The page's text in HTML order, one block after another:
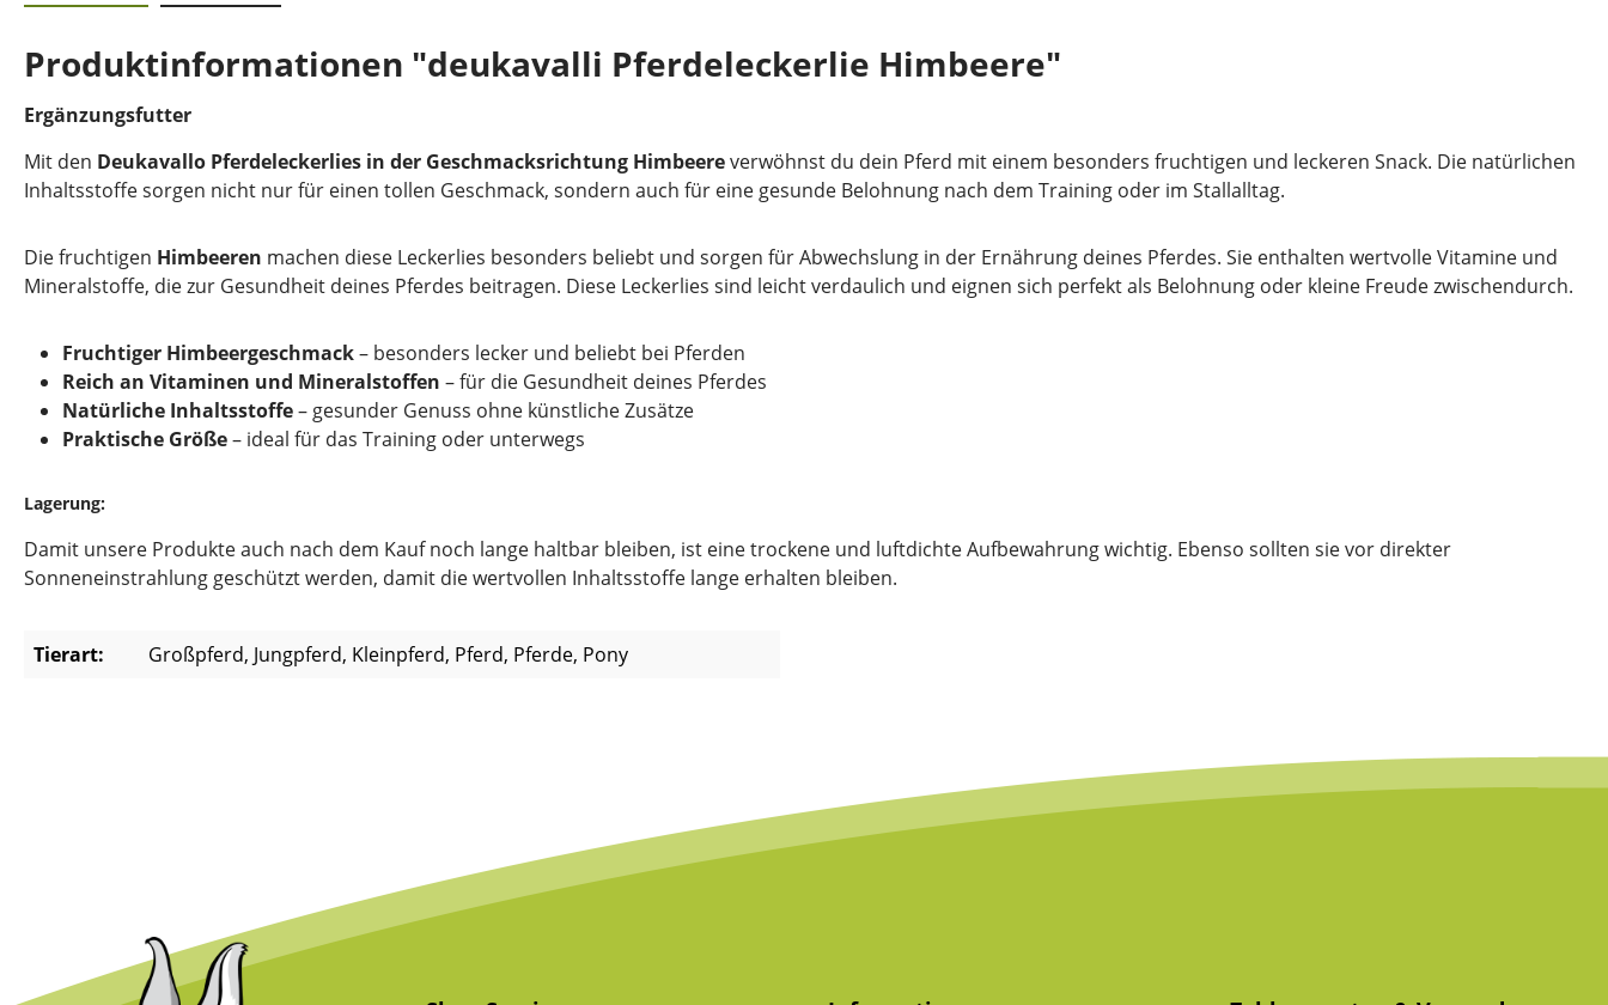
Produktinformationen "deukavalli Pferdeleckerlie Himbeere"
Ergänzungsfutter
Mit den Deukavallo Pferdeleckerlies in der Geschmacksrichtung Himbeereverwöhnst du dein Pferd mit einem besonders fruchtigen und leckeren Snack. Die natürlichen
Inhaltsstoffe sorgen nicht nur für einen tollen Geschmack, sondern auch für eine gesunde Belohnung nach dem Training oder im Stallalltag.
Die fruchtigen Himbeeren machen diese Leckerlies besonders beliebt und sorgen für Abwechslung in der Ernährung deines Pferdes. Sie enthalten wertvolle Vitamine und
Mineralstoffe, die zur Gesundheit deines Pferdes beitragen. Diese Leckerlies sind leicht verdaulich und eignen sich perfekt als Belohnung oder kleine Freude zwischendurch.
Fruchtiger Himbeergeschmack– besonders lecker und beliebt bei Pferden
Reich an Vitaminen und Mineralstoffen – für die Gesundheit deines Pferdes
Natürliche Inhaltsstoffe– gesunder Genuss ohne künstliche Zusätze
Praktische Größe– ideal für das Training oder unterwegs
Lagerung:
Damit unsere Produkte auch nach dem Kauf noch lange haltbar bleiben, ist eine trockene und luftdichte Aufbewahrung wichtig. Ebenso sollten sie vor direkter
Sonneneinstrahlung geschützt werden, damit die wertvollen Inhaltsstoffe lange erhalten bleiben.
Tierart: Großpferd, Jungpferd, Kleinpferd, Pferd, Pferde, Pony